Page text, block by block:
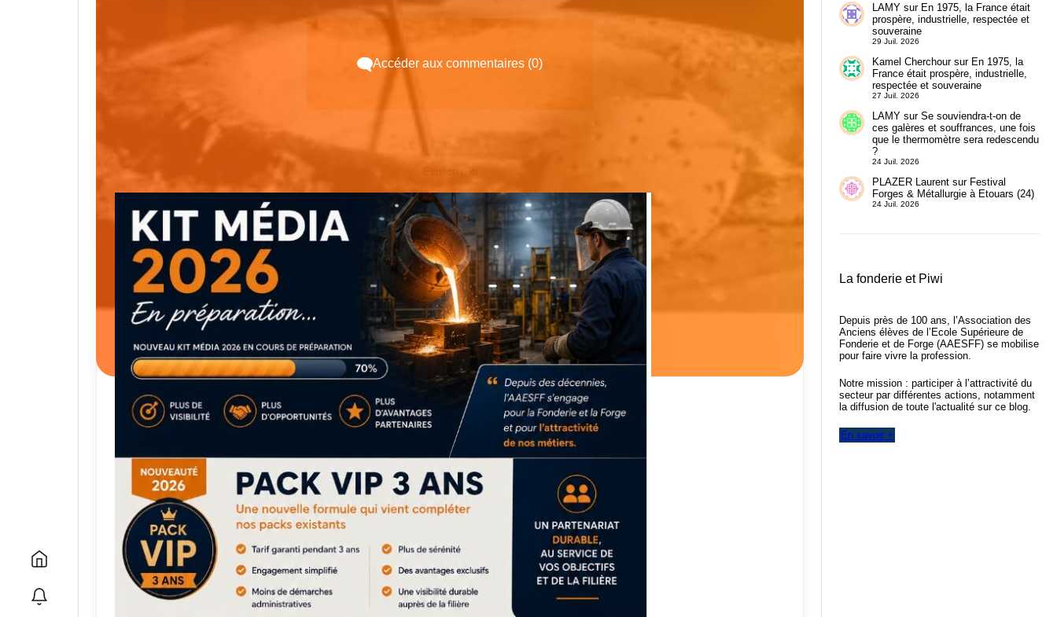
Accéder aux commentaires (0)
Espace pub
LAMYsur En 1975, la France était
prospère, industrielle, respectée et
souveraine
29 Juil. 2026
Kamel Cherchoursur En 1975, la
France était prospère, industrielle,
respectée et souveraine
27 Juil. 2026
LAMYsur Se souviendra-t-on de
ces galères et souffrances, une fois
que le thermomètre sera redescendu
?
24 Juil. 2026
PLAZER Laurentsur Festival
Forges & Métallurgie à Etouars (24)
24 Juil. 2026
La fonderie et Piwi
Depuis près de 100 ans, l’Association des
Anciens élèves de l’Ecole Supérieure de
Fonderie et de Forge (AAESFF) se mobilise
pour faire vivre la profession.
Notre mission : participer à l’attractivité du
secteur par différentes actions, notamment
la diffusion de toute l'actualité sur ce blog.
En savoir +